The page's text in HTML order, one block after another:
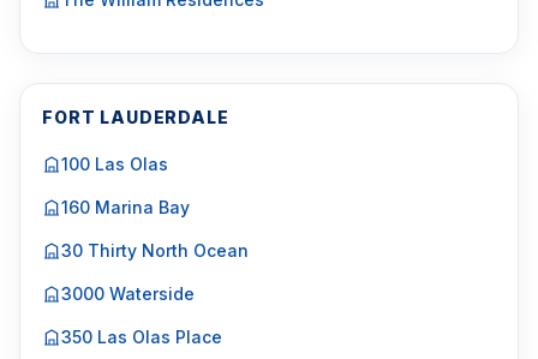
FORT LAUDERDALE
100 Las Olas
160 Marina Bay
30 Thirty North Ocean
3000 Waterside
350 Las Olas Place